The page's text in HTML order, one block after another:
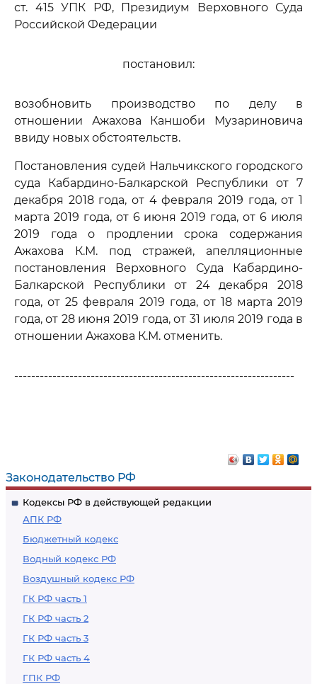
Законодательство РФ
Кодексы РФ в действующей редакции
АПК РФ
Бюджетный кодекс
Водный кодекс РФ
Воздушный кодекс РФ
ГК РФ часть 1
ГК РФ часть 2
ГК РФ часть 3
ГК РФ часть 4
ГПК РФ
ст. 415 УПК РФ, Президиум Верховного Суда
Российской Федерации
постановил:
возобновить производство по делу в
отношении Ажахова Каншоби Музариновича
ввиду новых обстоятельств.
Постановления судей Нальчикского городского
суда Кабардино-Балкарской Республики от 7
декабря 2018 года, от 4 февраля 2019 года, от 1
марта 2019 года, от 6 июня 2019 года, от 6 июля
2019 года о продлении срока содержания
Ажахова К.М. под стражей, апелляционные
постановления Верховного Суда Кабардино-
Балкарской Республики от 24 декабря 2018
года, от 25 февраля 2019 года, от 18 марта 2019
года, от 28 июня 2019 года, от 31 июля 2019 года в
отношении Ажахова К.М. отменить.
------------------------------------------------------------------